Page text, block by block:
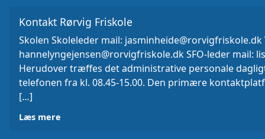
Kontakt Rørvig Friskole
Skolen Skoleleder mail:
hannelyngejensen@rorvigfriskole.dk SFO-leder mail:
Herudover træffes det administrative personale
telefonen fra kl. 08.45-15.00. Den primære
[…]
Læs mere